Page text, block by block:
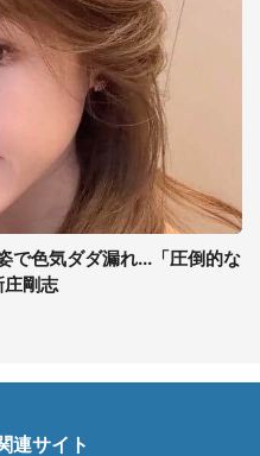
で色気ダダ漏れ...「圧倒的な
庄剛志
連サイト